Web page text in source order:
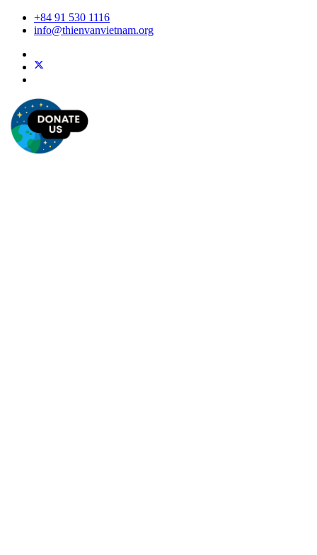
+84 91 530 1116
info@thienvanvietnam.org